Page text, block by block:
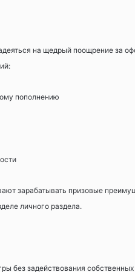
на щедрый поощрение за
пополнению
зарабатывать призовые
личного раздела.
без задействования